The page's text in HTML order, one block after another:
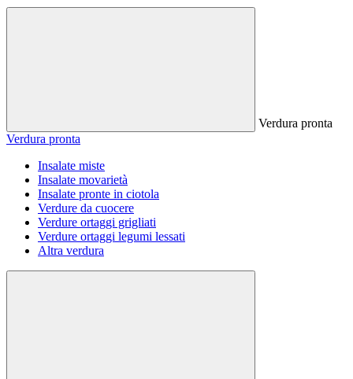
Verdura pronta
Verdura pronta
Insalate miste
Insalate movarietà
Insalate pronte in ciotola
Verdure da cuocere
Verdure ortaggi grigliati
Verdure ortaggi legumi lessati
Altra verdura